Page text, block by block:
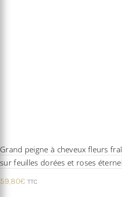
Grand peigne à cheveux fleurs
sur feuilles dorées et roses
59,80€ TTC